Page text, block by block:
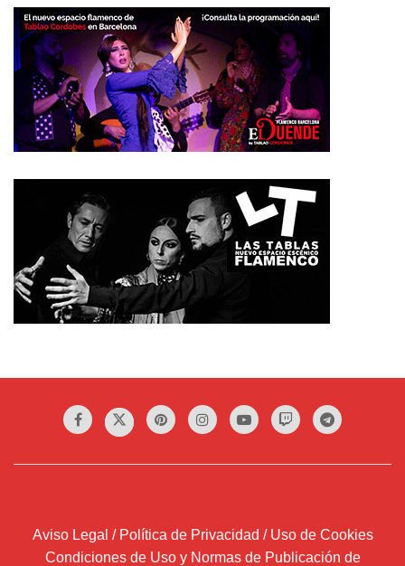
Aviso Legal / Política de Privacidad / Uso de Cookies
Condiciones de Uso y Normas de Publicación de